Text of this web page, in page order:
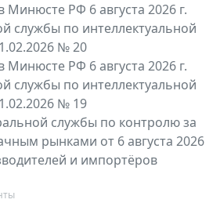
Минюсте РФ 6 августа 2026 г.
службы по интеллектуальной
№ 20
Минюсте РФ 6 августа 2026 г.
службы по интеллектуальной
№ 19
службы по контролю за
рынками от 6 августа 2026
и импортёров